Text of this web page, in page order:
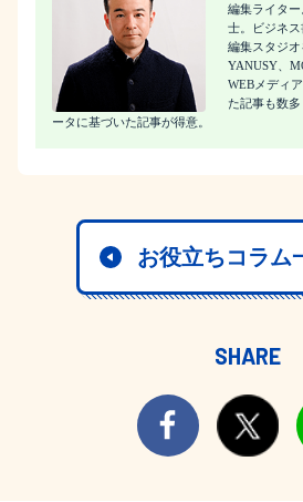
編集ライタ
士。ビジネ
編集スタジオ
YANUSY、
WEBメディ
た記事も数
ータに基づいた記事が得意。
お役立ちコラム
SHARE